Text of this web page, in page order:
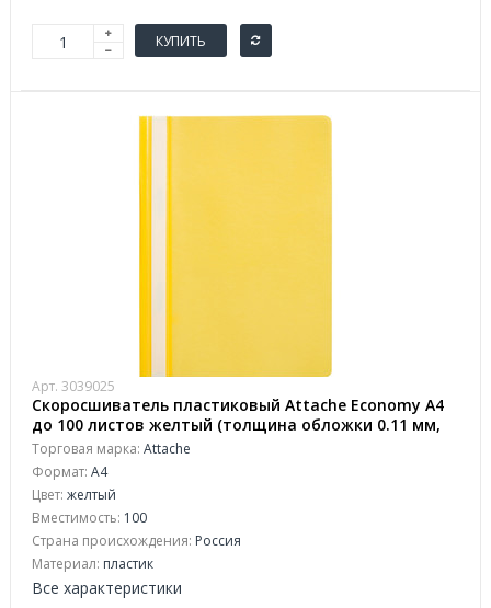
КУПИТЬ
Арт. 3039025
Скоросшиватель пластиковый Attache Economy A4
до 100 листов желтый (толщина обложки 0.11 мм,
10 штук в упаковке)
Торговая марка: Attache
Формат: А4
Цвет: желтый
Вместимость: 100
Страна происхождения: Россия
Материал: пластик
Все характеристики